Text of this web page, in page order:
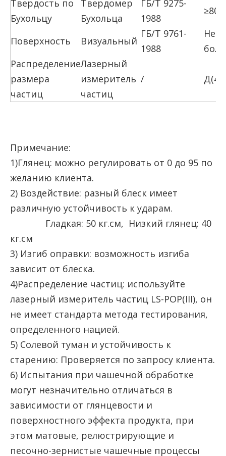
Твердость по
Бухольцу
Твердомер
Бухольца
ГБ/Т 9275-
1988
≥80
Поверхность Визуальный
ГБ/Т 9761-
1988
Нет
Распределение
размера
частиц
Лазерный
измеритель
частиц
/
Примечание:
1)Глянец: можно регулировать от 0 до 95 по
желанию клиента.
2) Воздействие: разный блеск имеет
различную устойчивость к ударам.
Гладкая: 50 кг.см, Низкий глянец: 40
кг.см
3) Изгиб оправки: возможность изгиба
зависит от блеска.
4)Распределение частиц: используйте
лазерный измеритель частиц LS-POP(III), он
не имеет стандарта метода тестирования,
определенного нацией.
5) Солевой туман и устойчивость к
старению: Проверяется по запросу клиента.
6) Испытания при чашечной обработке
могут незначительно отличаться в
зависимости от глянцевости и
поверхностного эффекта продукта, при
этом матовые, релюстрирующие и
песочно-зернистые чашечные процессы